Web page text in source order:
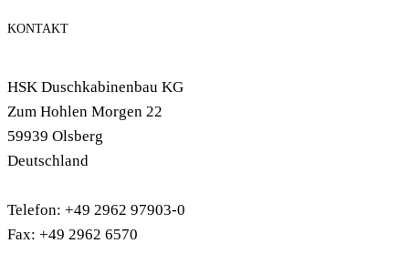
KONTAKT
HSK Duschkabinenbau KG
Zum Hohlen Morgen 22
59939 Olsberg
Deutschland
Telefon: +49 2962 97903-0
Fax: +49 2962 6570